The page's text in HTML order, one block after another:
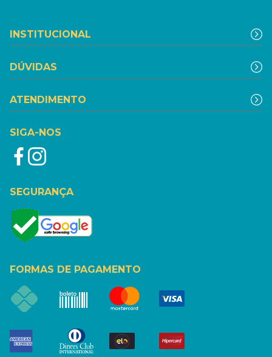
INSTITUCIONAL
DÚVIDAS
ATENDIMENTO
SIGA-NOS
SEGURANÇA
FORMAS DE PAGAMENTO